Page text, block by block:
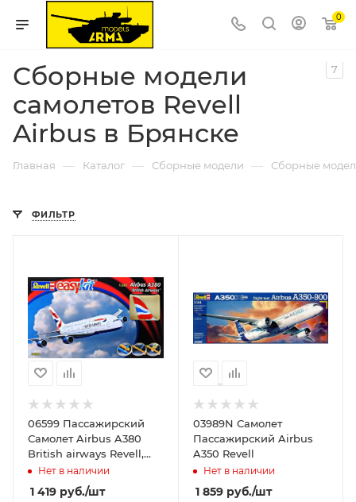
0
Сборные модели
самолетов Revell
Airbus в Брянске
7
Главная — Каталог — Сборные модели — Сборные
ФИЛЬТР
06599 Пассажирский
Самолет Airbus A380
British airways Revell,
1/288
Нет в наличии
1 419 руб./шт
03989N Самолет
Пассажирский Airbus
A350 Revell
Нет в наличии
1 859руб./шт